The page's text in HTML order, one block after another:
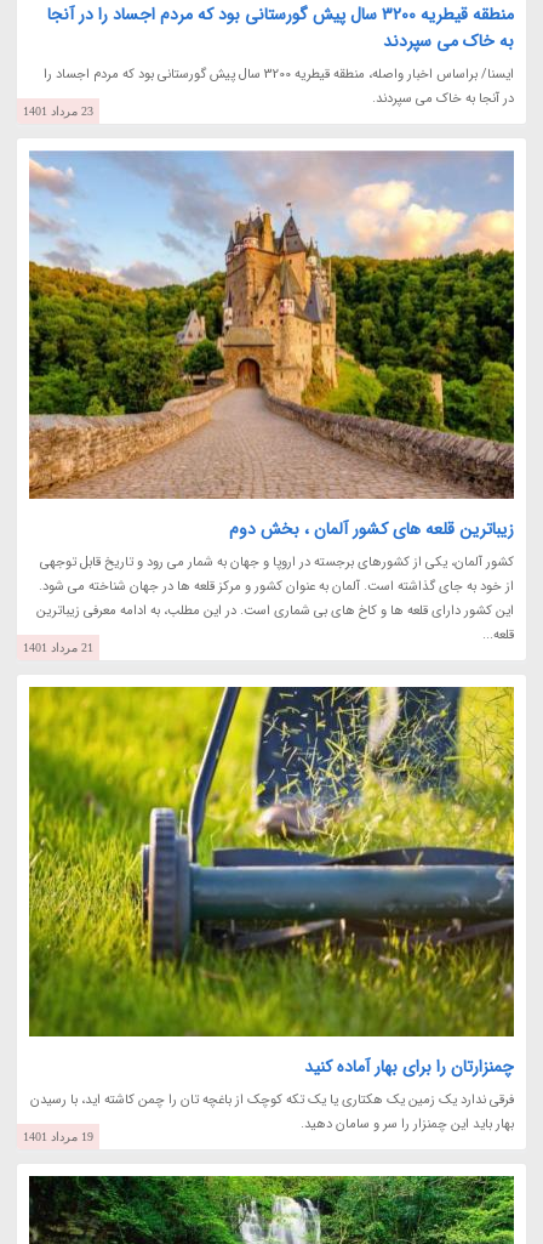
منطقه قیطریه 3200 سال پیش گورستانی بود که مردم اجساد را در آنجا
به خاک می سپردند
ایسنا/ براساس اخبار واصله، منطقه قیطریه 3200 سال پیش گورستانی بود که مردم اجساد را
در آنجا به خاک می سپردند.
23 مرداد 1401
زیباترین قلعه های کشور آلمان ، بخش دوم
کشور آلمان، یکی از کشورهای برجسته در اروپا و جهان به شمار می رود و تاریخ قابل توجهی
از خود به جای گذاشته است. آلمان به عنوان کشور و مرکز قلعه ها در جهان شناخته می شود.
این کشور دارای قلعه ها و کاخ های بی شماری است. در این مطلب، به ادامه معرفی زیباترین
قلعه...
21 مرداد 1401
چمنزارتان را برای بهار آماده کنید
فرقی ندارد یک زمین یک هکتاری یا یک تکه کوچک از باغچه تان را چمن کاشته اید، با رسیدن
بهار باید این چمنزار را سر و سامان دهید.
19 مرداد 1401